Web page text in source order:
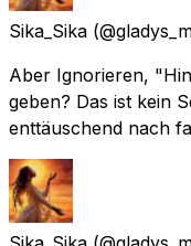
Sika_Sika
Aber Ignorieren,
geben? Das ist kein
enttäuschend nach